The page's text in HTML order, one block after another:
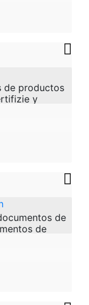
de 38 años.
de productos
y
de
de
de
macros